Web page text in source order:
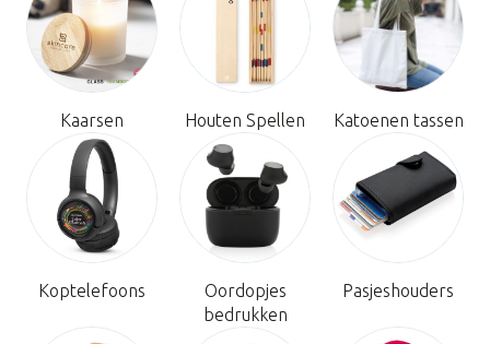
Kaarsen Houten Spellen Katoenen tassen
Koptelefoons
Oordopjes
bedrukken
Pasjeshouders